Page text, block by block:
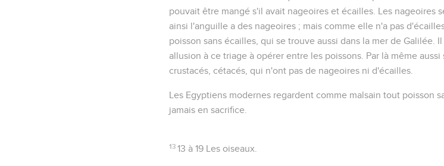
pouvait être mangé s'il avait nageoires et écailles. Les nageoires
ainsi l'anguille a des nageoires ; mais comme elle n'a pas
poisson sans écailles, qui se trouve aussi dans la mer de Galilée.
allusion à ce triage à opérer entre les poissons. Par là même
crustacés, cétacés, qui n'ont pas de nageoires ni d'écailles.
Les Egyptiens modernes regardent comme malsain tout poisson
jamais en sacrifice.
13 13 à 19 Les oiseaux.